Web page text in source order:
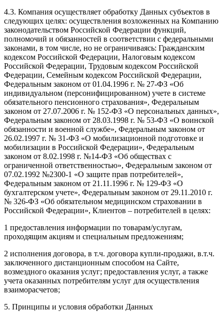
4.3. Компания осуществляет обработку Данных субъектов в
следующих целях: осуществления возложенных на Компанию
законодательством Российской Федерации функций,
полномочий и обязанностей в соответствии с федеральными
законами, в том числе, но не ограничиваясь: Гражданским
кодексом Российской Федерации, Налоговым кодексом
Российской Федерации, Трудовым кодексом Российской
Федерации, Семейным кодексом Российской Федерации,
Федеральным законом от 01.04.1996 г. № 27-ФЗ «Об
индивидуальном (персонифицированном) учете в системе
обязательного пенсионного страхования», Федеральным
законом от 27.07.2006 г. № 152-ФЗ «О персональных данных»,
Федеральным законом от 28.03.1998 г. № 53-ФЗ «О воинской
обязанности и военной службе», Федеральным законом от
26.02.1997 г. № 31-ФЗ «О мобилизационной подготовке и
мобилизации в Российской Федерации», Федеральным
законом от 8.02.1998 г. №14-ФЗ «Об обществах с
ограниченной ответственностью», Федеральным законом от
07.02.1992 №2300-1 «О защите прав потребителей»,
Федеральным законом от 21.11.1996 г. № 129-ФЗ «О
бухгалтерском учете», Федеральным законом от 29.11.2010 г.
№ 326-ФЗ «Об обязательном медицинском страховании в
Российской Федерации», Клиентов – потребителей в целях:
1 предоставления информации по товарам/услугам,
проходящим акциям и специальным предложениям;
2 исполнения договора, в т.ч. договора купли-продажи, в.т.ч.
заключенного дистанционным способом на Сайте,
возмездного оказания услуг; предоставления услуг, а также
учета оказанных потребителям услуг для осуществления
взаиморасчетов;
5. Принципы и условия обработки Данных